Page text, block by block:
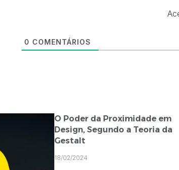
0 COMENTÁRIOS
O Poder da Proximidade em
Design, Segundo a Teoria da
Gestalt
18/02/2024